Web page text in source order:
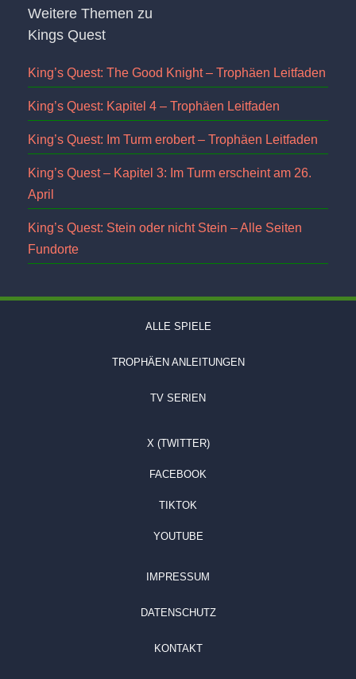
Weitere Themen zu
Kings Quest
King’s Quest: The Good Knight – Trophäen Leitfaden
King’s Quest: Kapitel 4 – Trophäen Leitfaden
King’s Quest: Im Turm erobert – Trophäen Leitfaden
King’s Quest – Kapitel 3: Im Turm erscheint am 26.
April
King’s Quest: Stein oder nicht Stein – Alle Seiten
Fundorte
ALLE SPIELE
TROPHÄEN ANLEITUNGEN
TV SERIEN
X (TWITTER)
FACEBOOK
TIKTOK
YOUTUBE
IMPRESSUM
DATENSCHUTZ
KONTAKT